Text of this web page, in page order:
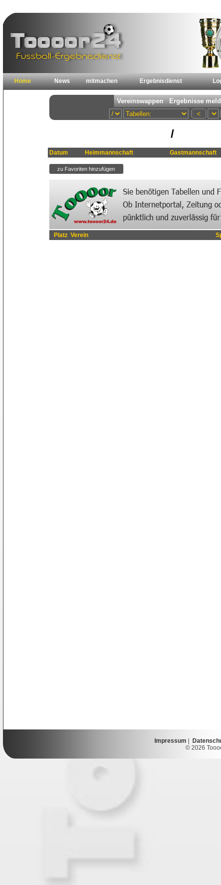
Home News mitmachen Ergebnisdienst
/
Datum Heimmannschaft Gastmannschaft
Platz Verein
Impressum
© 2026